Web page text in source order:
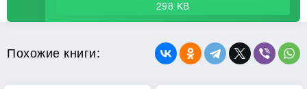
298 KB
Похожие книги: